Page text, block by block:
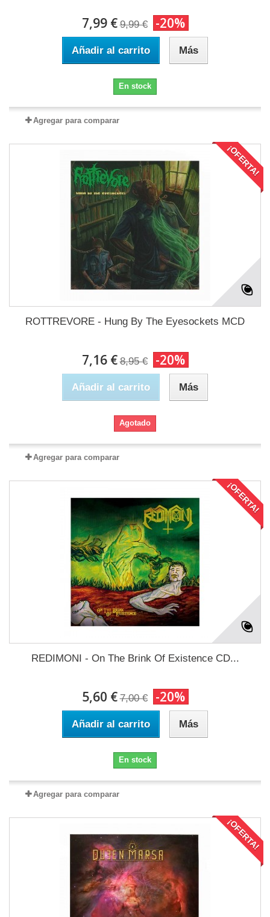
7,99 € 9,99 € -20%
Añadir al carrito Más
En stock
Agregar para comparar
¡OFERTA!
ROTTREVORE - Hung By The Eyesockets MCD
7,16 € 8,95 € -20%
Añadir al carrito Más
Agotado
Agregar para comparar
¡OFERTA!
REDIMONI - On The Brink Of Existence CD...
5,60 € 7,00 € -20%
Añadir al carrito Más
En stock
Agregar para comparar
¡OFERTA!